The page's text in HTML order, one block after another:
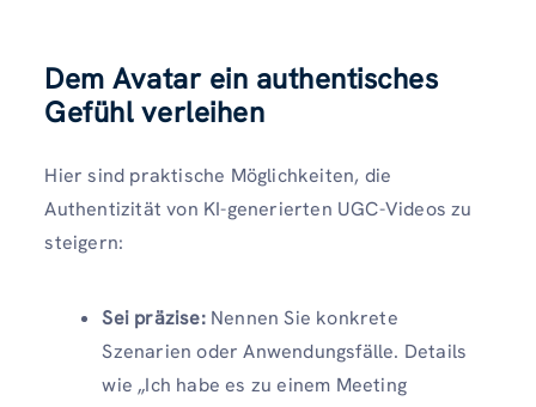
Dem Avatar ein authentisches
Gefühl verleihen
Hier sind praktische Möglichkeiten, die
Authentizität von KI-generierten UGC-Videos zu
steigern:
Sei präzise:Nennen Sie konkrete
Szenarien oder Anwendungsfälle. Details
wie „Ich habe es zu einem Meeting